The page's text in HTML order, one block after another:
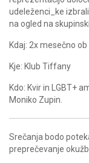
udeleženci_ke
na ogled na
Kdaj: 2x mesečno
Kje: Klub Tiffany
Kdo: Kvir in LGBT+
Moniko Zupin.
Srečanja bodo
preprečevanje